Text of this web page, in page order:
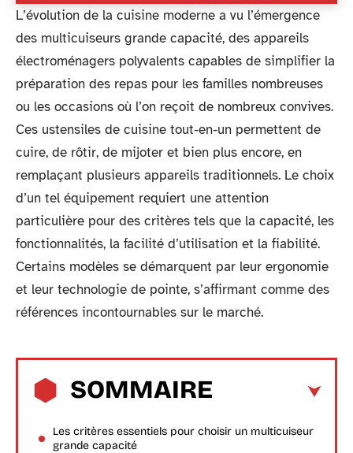
L’évolution de la cuisine moderne a vu l’émergence
des multicuiseurs grande capacité, des appareils
électroménagers polyvalents capables de simplifier la
préparation des repas pour les familles nombreuses
ou les occasions où l’on reçoit de nombreux convives.
Ces ustensiles de cuisine tout-en-un permettent de
cuire, de rôtir, de mijoter et bien plus encore, en
remplaçant plusieurs appareils traditionnels. Le choix
d’un tel équipement requiert une attention
particulière pour des critères tels que la capacité, les
fonctionnalités, la facilité d’utilisation et la fiabilité.
Certains modèles se démarquent par leur ergonomie
et leur technologie de pointe, s’affirmant comme des
références incontournables sur le marché.
SOMMAIRE
Les critères essentiels pour choisir un multicuiseur
grande capacité